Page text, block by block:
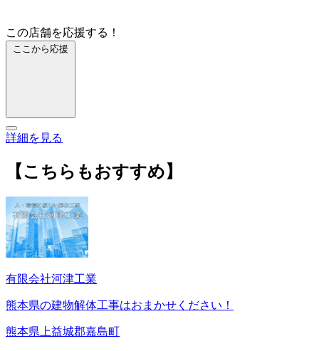
この店舗を応援する！
ここから応援
詳細を見る
【こちらもおすすめ】
有限会社河津工業
熊本県の建物解体工事はおまかせください！
熊本県上益城郡嘉島町